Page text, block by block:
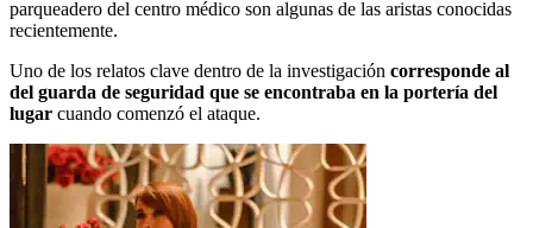
parqueadero del centro médico son algunas de las aristas conocidas
recientemente.
Uno de los relatos clave dentro de la investigación corresponde al
del guarda de seguridad que se encontraba en la portería del
lugar cuando comenzó el ataque.